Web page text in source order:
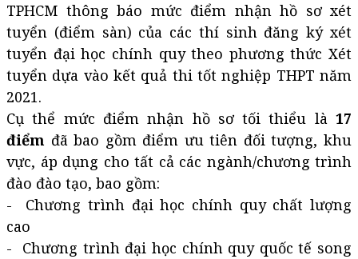
TPHCM thông báo mức điểm nhận hồ sơ xét
tuyển (điểm sàn) của các thí sinh đăng ký xét
tuyển đại học chính quy theo phương thức Xét
tuyển dựa vào kết quả thi tốt nghiệp THPT năm
2021.
Cụ thể mức điểm nhận hồ sơ tối thiểu là 17
điểm đã bao gồm điểm ưu tiên đối tượng, khu
vực, áp dụng cho tất cả các ngành/chương trình
đào đào tạo, bao gồm:
- Chương trình đại học chính quy chất lượng
cao
- Chương trình đại học chính quy quốc tế song